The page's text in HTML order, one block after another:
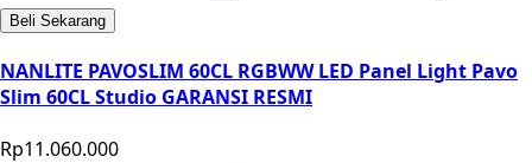
Beli Sekarang
NANLITE PAVOSLIM 60CL RGBWW LED Panel Light Pavo
Slim 60CL Studio GARANSI RESMI
Rp11.060.000